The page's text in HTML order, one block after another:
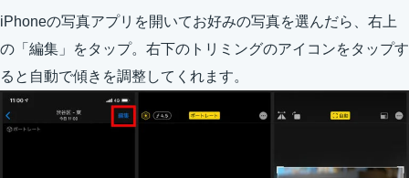
iPhoneの写真アプリを開いてお好みの写真を選んだら、右上
の「編集」をタップ。右下のトリミングのアイコンをタップす
ると自動で傾きを調整してくれます。